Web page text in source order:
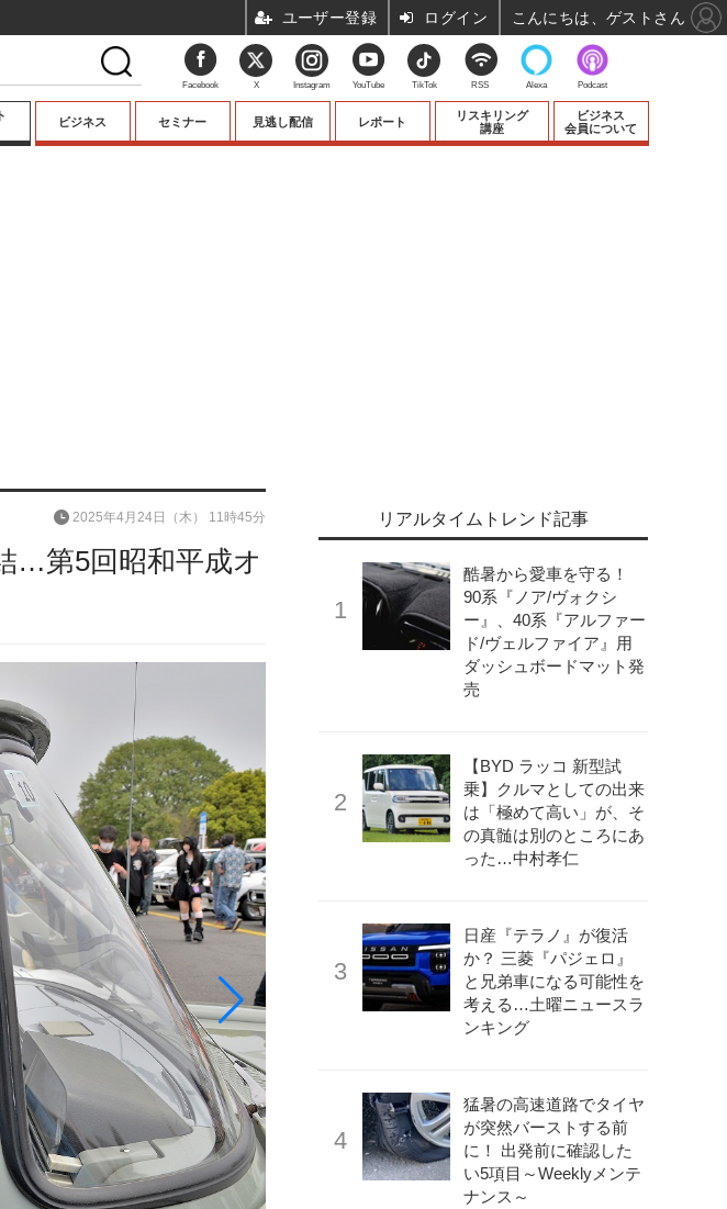
ビジネス セミナー 見逃し配信 レポート
リスキリング
講座
ビジネス
会員について
…第5回昭和平成オ
2025年4月24日（木） 11時45分 リアルタイムトレンド記事
酷暑から愛車を守る！
90系『ノア/ヴォクシ
ー』、40系『アルファー
ド/ヴェルファイア』用
ダッシュボードマット発
売
【BYD ラッコ 新型試
乗】クルマとしての出来
は「極めて高い」が、そ
の真髄は別のところにあ
った…中村孝仁
日産『テラノ』が復活
か？ 三菱『パジェロ』
と兄弟車になる可能性を
考える…土曜ニュースラ
ンキング
猛暑の高速道路でタイヤ
が突然バーストする前
に！ 出発前に確認した
い5項目～Weeklyメンテ
ナンス～
Facebook X Instagram YouTube TikTok RSS Alexa Podcast
ユーザー登録 ログイン こんにちは、ゲストさん